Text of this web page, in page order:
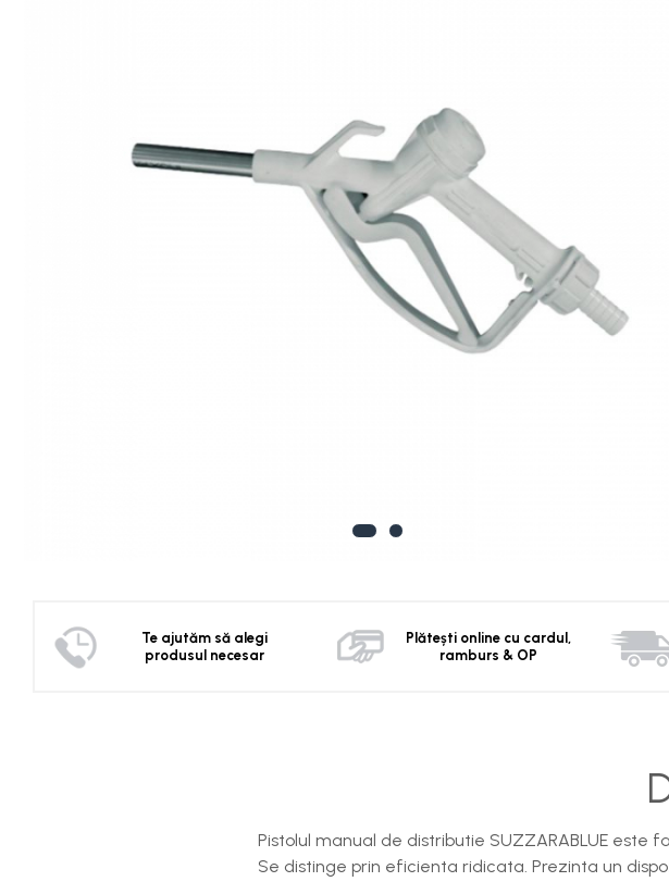
Rezervoare fertilizanti
Te ajutăm să alegi
produsul necesar
Plătești online cu cardul,
ramburs & OP
Pistolul manual de distributie SUZZARABLUE este
Se distinge prin eficienta ridicata. Prezinta un